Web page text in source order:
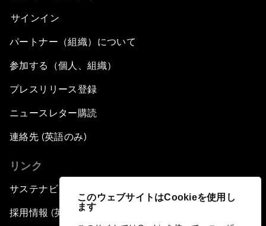
このウェブサイトはCookieを使用し
ます
サインイン
パートナー（組織）について
参加する（個人、組織）
プレスリリース登録
ニュースレター購読
連絡先 (英語のみ)
リンク
サステナビリティへの取り組み
採用情報 (英語のみ)